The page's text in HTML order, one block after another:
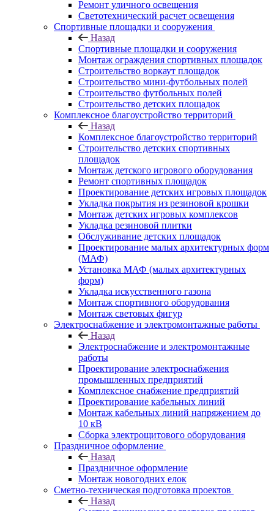
Ремонт уличного освещения
Светотехнический расчет освещения
Спортивные площадки и сооружения
Назад
Спортивные площадки и сооружения
Монтаж ограждения спортивных площадок
Строительство воркаут площадок
Строительство мини-футбольных полей
Строительство футбольных полей
Строительство детских площадок
Комплексное благоустройство территорий
Назад
Комплексное благоустройство территорий
Строительство детских спортивных
площадок
Монтаж детского игрового оборудования
Ремонт спортивных площадок
Проектирование детских игровых площадок
Укладка покрытия из резиновой крошки
Монтаж детских игровых комплексов
Укладка резиновой плитки
Обслуживание детских площадок
Проектирование малых архитектурных форм
(МАФ)
Установка МАФ (малых архитектурных
форм)
Укладка искусственного газона
Монтаж спортивного оборудования
Монтаж световых фигур
Электроснабжение и электромонтажные работы
Назад
Электроснабжение и электромонтажные
работы
Проектирование электроснабжения
промышленных предприятий
Комплексное снабжение предприятий
Проектирование кабельных линий
Монтаж кабельных линий напряжением до
10 кВ
Сборка электрощитового оборудования
Праздничное оформление
Назад
Праздничное оформление
Монтаж новогодних елок
Сметно-техническая подготовка проектов
Назад